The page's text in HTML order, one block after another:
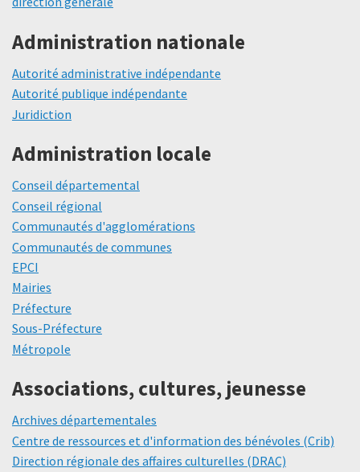
Administration nationale
Autorité administrative indépendante
Autorité publique indépendante
Juridiction
Administration locale
Conseil départemental
Conseil régional
Communautés d'agglomérations
Communautés de communes
EPCI
Mairies
Préfecture
Sous-Préfecture
Métropole
Associations, cultures, jeunesse
Archives départementales
Centre de ressources et d'information des bénévoles (Crib)
Direction régionale des affaires culturelles (DRAC)